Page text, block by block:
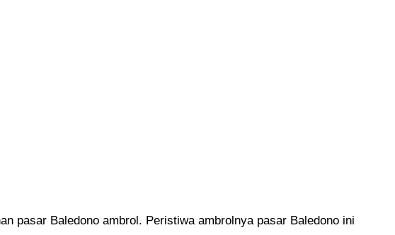
pasar Baledono ambrol . Peristiwa ambrolnya pasar Baledono ini